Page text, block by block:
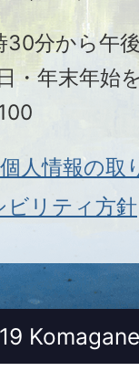
分から午
・年末年始
個人情報の取
ビリティ方針